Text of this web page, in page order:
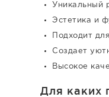
Уникальный
Эстетика и
Подходит
Создает
Высокое
Для каких